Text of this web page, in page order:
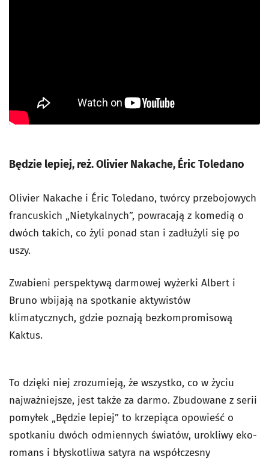
Będzie lepiej, reż. Olivier Nakache, Éric Toledano
Olivier Nakache i Éric Toledano, twórcy przebojowych
francuskich „Nietykalnych”, powracają z komedią o
dwóch takich, co żyli ponad stan i zadłużyli się po
uszy.
Zwabieni perspektywą darmowej wyżerki Albert i
Bruno wbijają na spotkanie aktywistów
klimatycznych, gdzie poznają bezkompromisową
Kaktus.
To dzięki niej zrozumieją, że wszystko, co w życiu
najważniejsze, jest także za darmo. Zbudowane z serii
pomyłek „Będzie lepiej” to krzepiąca opowieść o
spotkaniu dwóch odmiennych światów, urokliwy eko-
romans i błyskotliwa satyra na współczesny